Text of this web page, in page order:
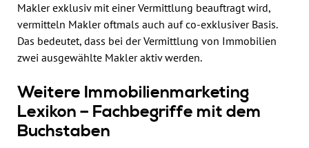
Makler exklusiv mit einer Vermittlung beauftragt wird,
vermitteln Makler oftmals auch auf co-exklusiver Basis.
Das bedeutet, dass bei der Vermittlung von Immobilien
zwei ausgewählte Makler aktiv werden.
Weitere Immobilienmarketing
Lexikon – Fachbegriffe mit dem
Buchstaben